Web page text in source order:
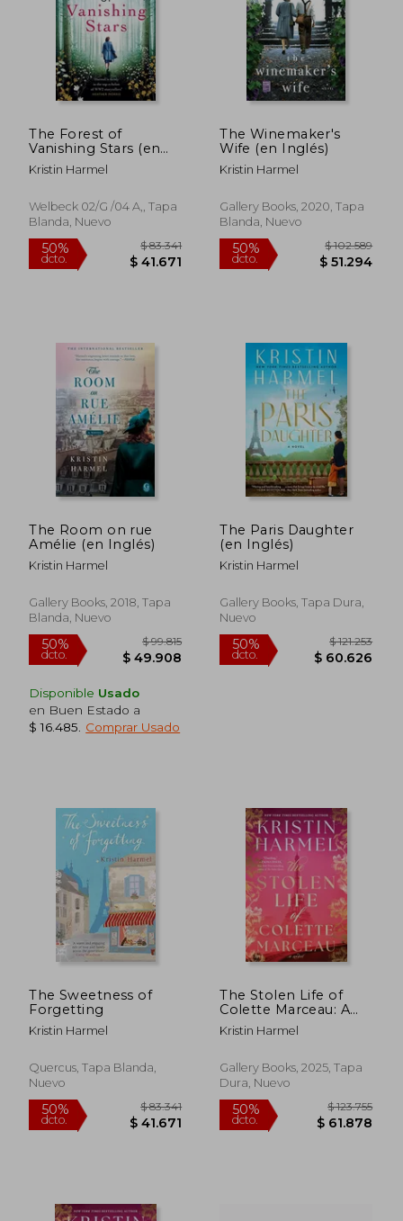
50% $ 83.341 50%
The Forest of
Vanishing Stars (en
Inglés)
Kristin Harmel
Welbeck 02/G /04 A,, Tapa
Blanda, Nuevo
dcto. $ 41.671
The Winemaker's
Wife (en Inglés)
Kristin Harmel
Gallery Books, 2020, Tapa
Blanda, Nuevo
dcto. $
The Room on rue
Amélie (en Inglés)
Kristin Harmel
Gallery Books, 2018, Tapa
Blanda, Nuevo
50%
Disponible Usado
en Buen Estado a
$ 16.485
Comprar Usado
The Paris Daughter
(en Inglés)
Kristin Harmel
Gallery Books, Tapa Dura,
Nuevo
50%
The Sweetness of
Forgetting
Kristin Harmel
Quercus, Tapa Blanda,
Nuevo
The Stolen Life of
Colette Marceau: A
Novel (en Inglés)
Kristin Harmel
Gallery Books, 2025, Tapa
Dura, Nuevo